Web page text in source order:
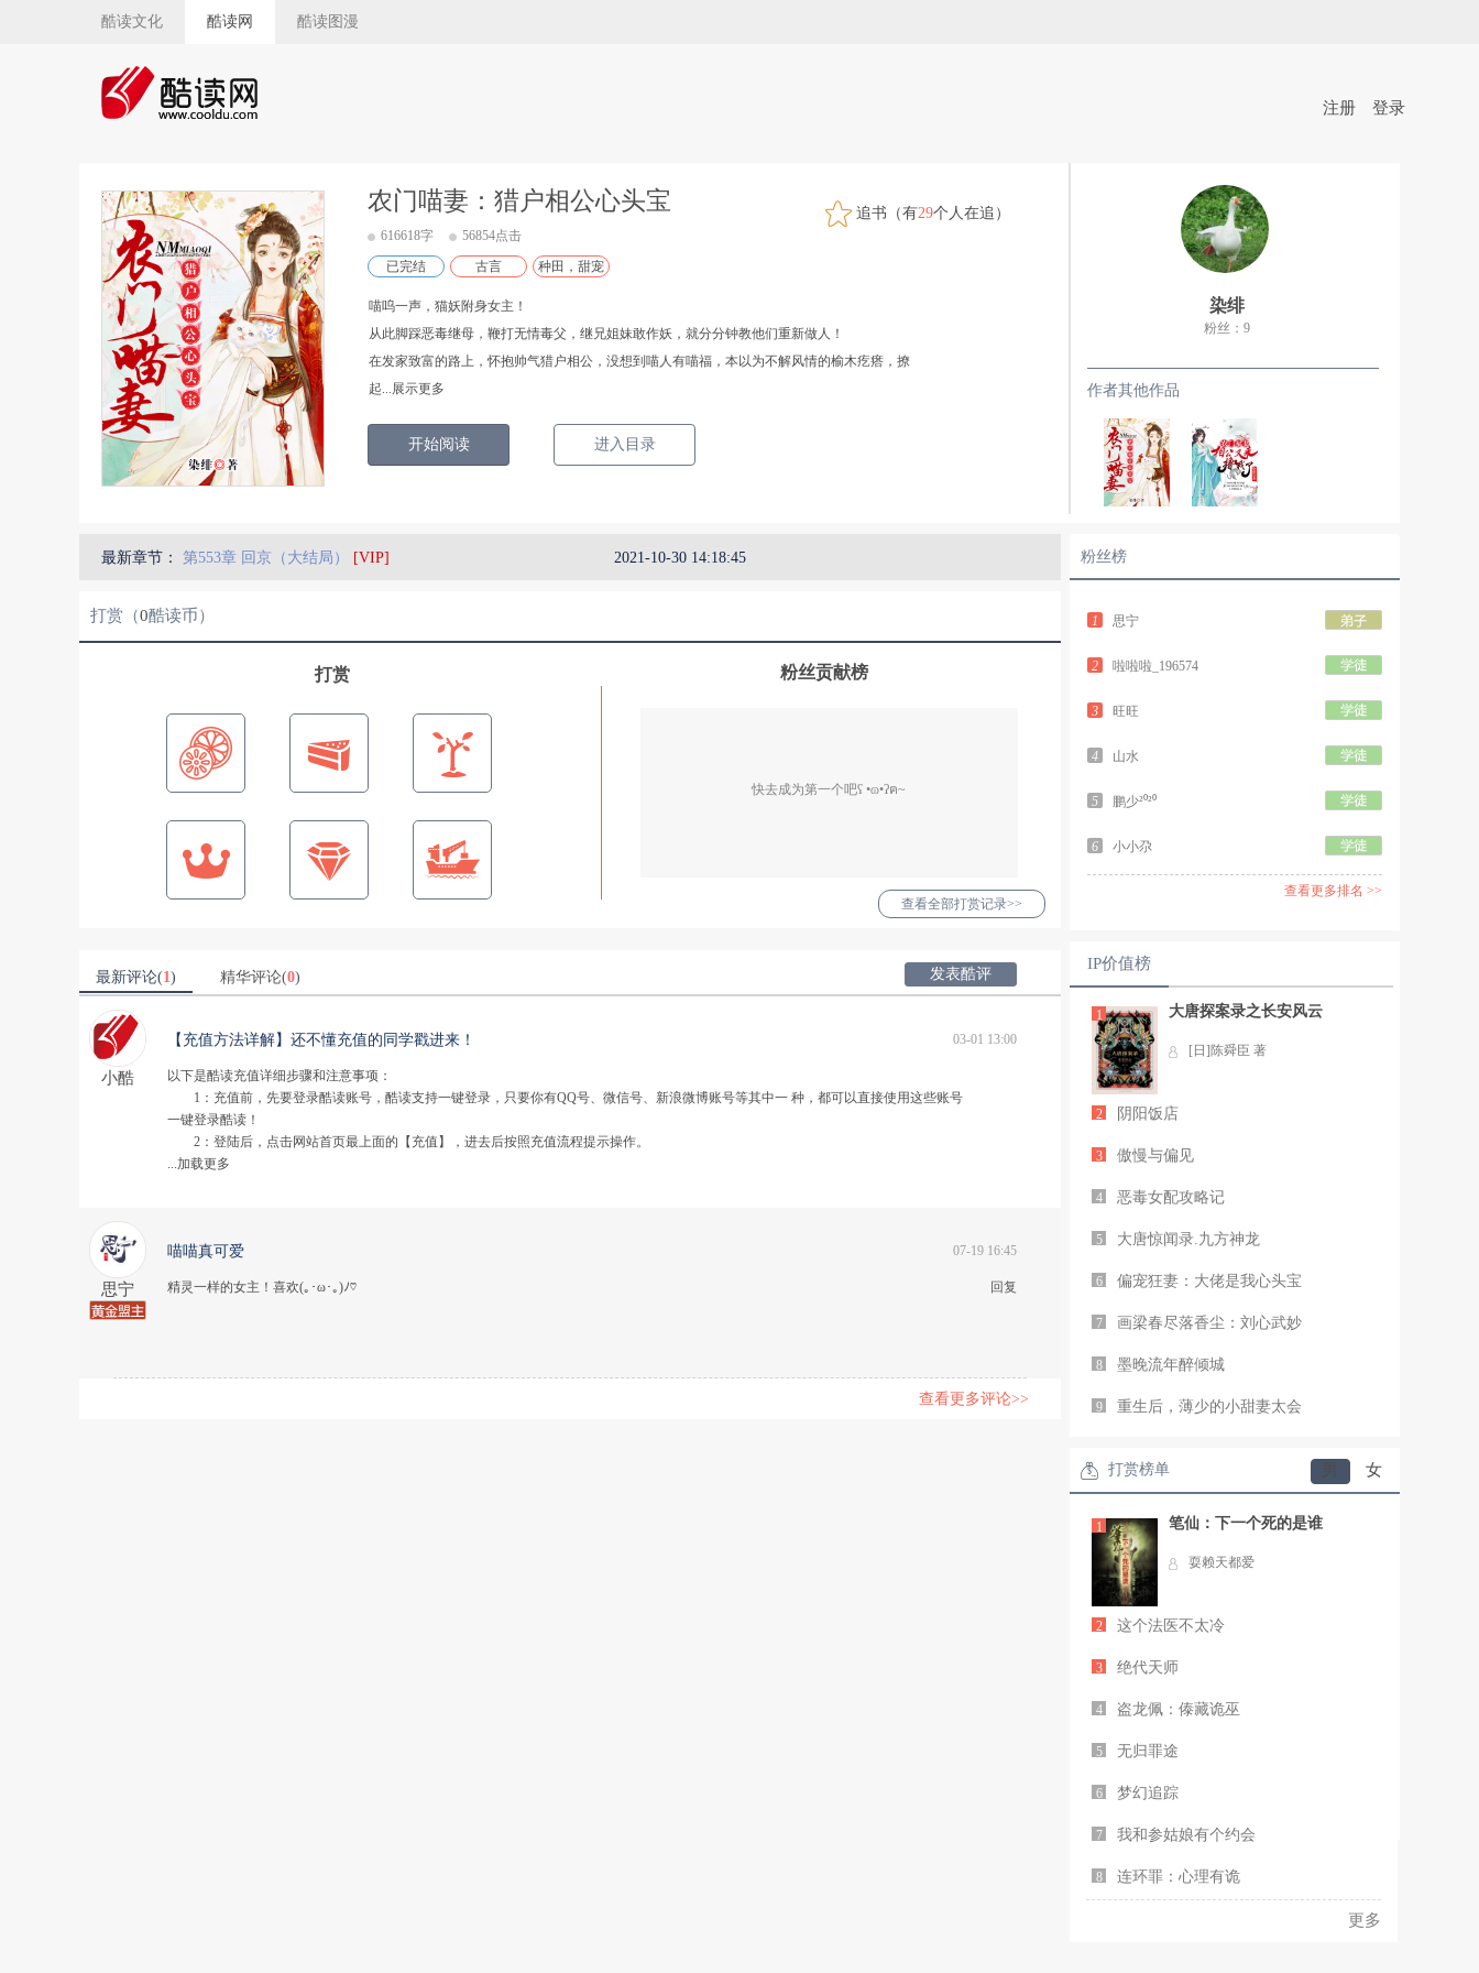
酷读文化 酷读网 酷读图漫
注册 登录
农门喵妻：猎户相公心头宝
616618字
56854点击
已完结
古言 种田，甜宠
追书（有29个人在追）
喵呜一声，猫妖附身女主！
从此脚踩恶毒继母，鞭打无情毒父，继兄姐妹敢作妖，就分分钟教他们重新做人！
在发家致富的路上，怀抱帅气猎户相公，没想到喵人有喵福，本以为不解风情的榆木疙瘩，撩
起...展示更多
开始阅读 进入目录
染绯
粉丝：9
作者其他作品
最新章节： 第553章 回京（大结局） [VIP] 2021-10-30 14:18:45
打赏（0酷读币）
打赏 粉丝贡献榜
快去成为第一个吧ʕ •ɷ•ʔฅ~
查看全部打赏记录>>
最新评论(1) 精华评论(0) 发表酷评
小酷
【充值方法详解】还不懂充值的同学戳进来！ 03-01 13:00
以下是酷读充值详细步骤和注意事项：
1：充值前，先要登录酷读账号，酷读支持一键登录，只要你有QQ号、微信号、新浪微博账号等其中一 种，都可以直接使用这些账号
一键登录酷读！
2：登陆后，点击网站首页最上面的【充值】，进去后按照充值流程提示操作。
...加载更多
思宁
喵喵真可爱 07-19 16:45
精灵一样的女主！喜欢(｡･ω･｡)ﾉ♡ 回复
查看更多评论>>
粉丝榜
1 思宁
2 啦啦啦_196574
3 旺旺
4 山水
5 鹏少²⁰²⁰
6 小小尕
查看更多排名 >>
IP价值榜
1 大唐探案录之长安风云
[日]陈舜臣 著
2 阴阳饭店
3 傲慢与偏见
4 恶毒女配攻略记
5 大唐惊闻录.九方神龙
6 偏宠狂妻：大佬是我心头宝
7 画梁春尽落香尘：刘心武妙
8 墨晚流年醉倾城
9 重生后，薄少的小甜妻太会
男 女
打赏榜单
1 笔仙：下一个死的是谁
耍赖天都爱
2 这个法医不太冷
3 绝代天师
4 盗龙佩：傣藏诡巫
5 无归罪途
6 梦幻追踪
7 我和参姑娘有个约会
8 连环罪：心理有诡
更多